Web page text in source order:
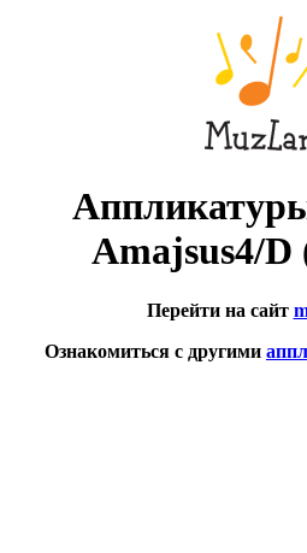
Amajsus4/D
Перейти на сайт
Ознакомиться с другими